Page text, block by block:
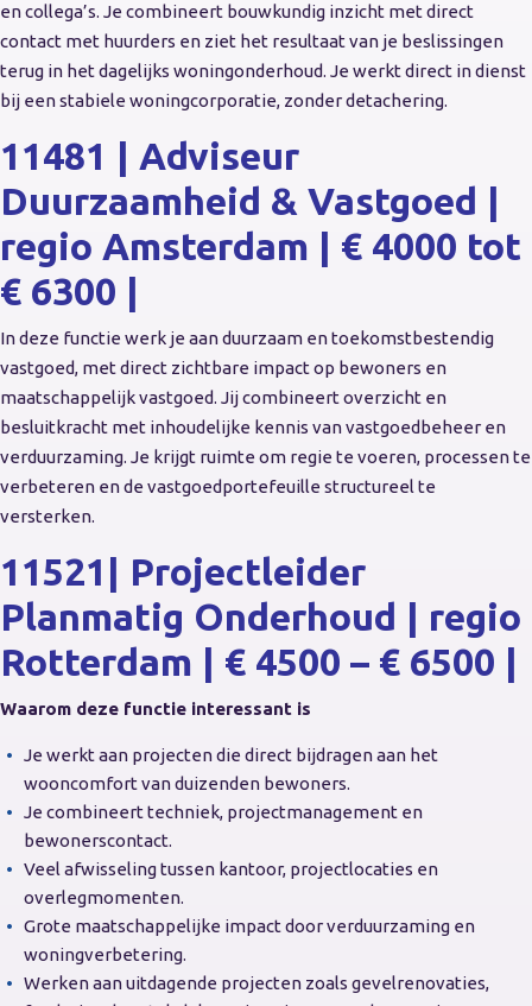
en collega’s. Je combineert bouwkundig inzicht met direct
contact met huurders en ziet het resultaat van je beslissingen
terug in het dagelijks woningonderhoud. Je werkt direct in dienst
bij een stabiele woningcorporatie, zonder detachering.
11481 | Adviseur
Duurzaamheid & Vastgoed |
regio Amsterdam | € 4000 tot
€ 6300 |
In deze functie werk je aan duurzaam en toekomstbestendig
vastgoed, met direct zichtbare impact op bewoners en
maatschappelijk vastgoed. Jij combineert overzicht en
besluitkracht met inhoudelijke kennis van vastgoedbeheer en
verduurzaming. Je krijgt ruimte om regie te voeren, processen te
verbeteren en de vastgoedportefeuille structureel te
versterken.
11521| Projectleider
Planmatig Onderhoud | regio
Rotterdam | € 4500 – € 6500 |
Waarom deze functie interessant is
Je werkt aan projecten die direct bijdragen aan het
wooncomfort van duizenden bewoners.
Je combineert techniek, projectmanagement en
bewonerscontact.
Veel afwisseling tussen kantoor, projectlocaties en
overlegmomenten.
Grote maatschappelijke impact door verduurzaming en
woningverbetering.
Werken aan uitdagende projecten zoals gevelrenovaties,